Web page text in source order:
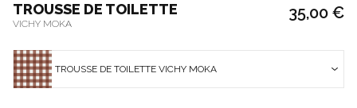
TROUSSE DE TOILETTE
VICHY MOKA
35,00 €
TROUSSE DE TOILETTE VICHY MOKA